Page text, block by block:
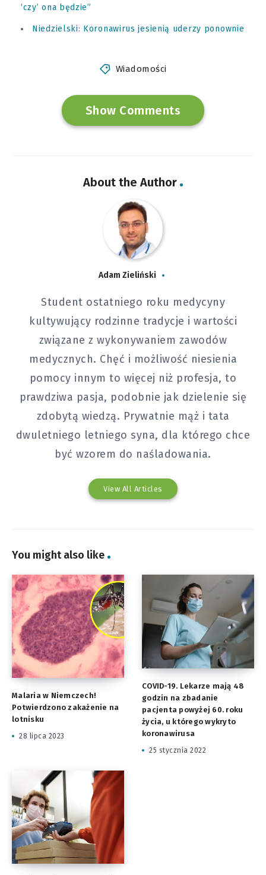
‘czy’ ona będzie”
Niedzielski: Koronawirus jesienią uderzy ponownie
Wiadomości
Show Comments
About the Author
Adam Zieliński
Student ostatniego roku medycyny
kultywujący rodzinne tradycje i wartości
związane z wykonywaniem zawodów
medycznych. Chęć i możliwość niesienia
pomocy innym to więcej niż profesja, to
prawdziwa pasja, podobnie jak dzielenie się
zdobytą wiedzą. Prywatnie mąż i tata
dwuletniego letniego syna, dla którego chce
być wzorem do naśladowania.
View All Articles
You might also like
Malaria w Niemczech!
Potwierdzono zakażenie na
lotnisku
28 lipca 2023
COVID-19. Lekarze mają 48
godzin na zbadanie
pacjenta powyżej 60. roku
życia, u którego wykryto
koronawirusa
25 stycznia 2022